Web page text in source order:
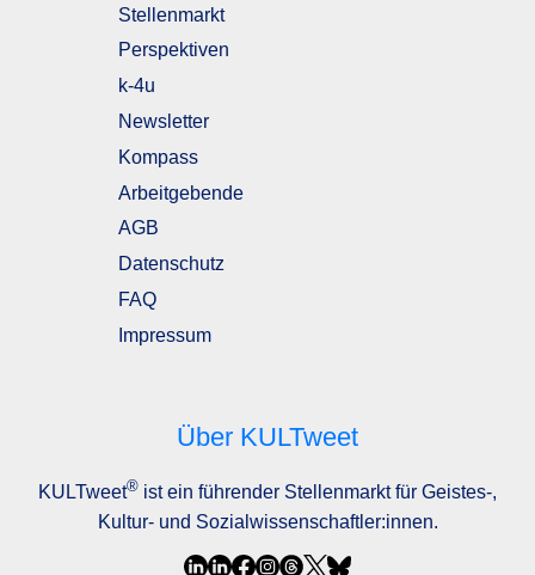
Stellenmarkt
Perspektiven
k-4u
Newsletter
Kompass
Arbeitgebende
AGB
Datenschutz
FAQ
Impressum
Über KULTweet
KULTweet® ist ein führender Stellenmarkt für Geistes-,
Kultur- und Sozialwissenschaftler:innen.